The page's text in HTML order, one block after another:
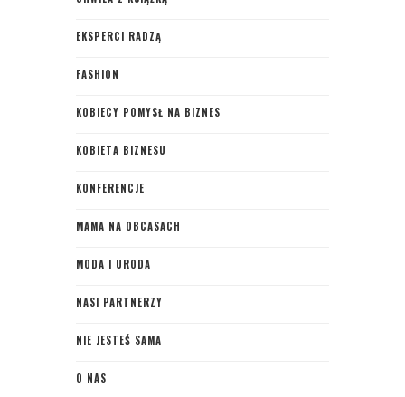
EKSPERCI RADZĄ
FASHION
KOBIECY POMYSŁ NA BIZNES
KOBIETA BIZNESU
KONFERENCJE
MAMA NA OBCASACH
MODA I URODA
NASI PARTNERZY
NIE JESTEŚ SAMA
O NAS